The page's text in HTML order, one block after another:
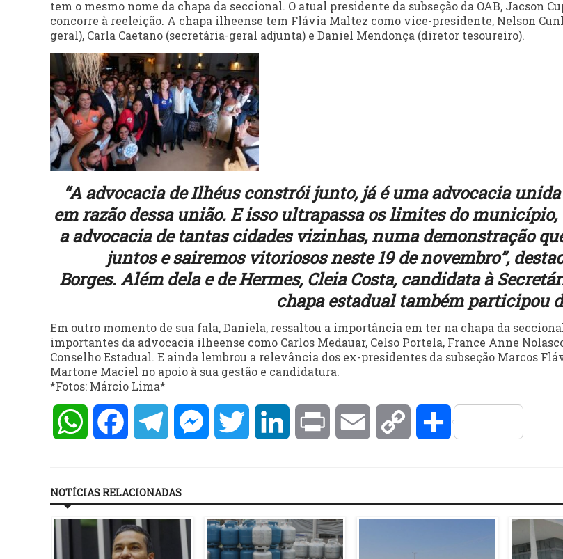
tem o mesmo nome da chapa da seccional. O atual presidente da subseção da OAB, Jacson
concorre à reeleição. A chapa ilheense tem Flávia Maltez como vice-presidente, Nelson
geral), Carla Caetano (secretária-geral adjunta) e Daniel Mendonça (diretor tesoureiro).
“A advocacia de Ilhéus constrói junto, já é uma advocacia
em razão dessa união. E isso ultrapassa os limites do município,
a advocacia de tantas cidades vizinhas, numa demonstração
juntos e sairemos vitoriosos neste 19 de novembro”,
Borges. Além dela e de Hermes, Cleia Costa, candidata à
chapa estadual também participou
Em outro momento de sua fala, Daniela, ressaltou a importância em ter na chapa da
importantes da advocacia ilheense como Carlos Medauar, Celso Portela, France Anne
Conselho Estadual. E ainda lembrou a relevância dos ex-presidentes da subseção Marcos
Martone Maciel no apoio à sua gestão e candidatura.
*Fotos: Márcio Lima*
WhatsAppFacebookTelegramMessengerTwitter LinkedInPrint Email Copy Compartilhar
NOTÍCIAS RELACIONADAS